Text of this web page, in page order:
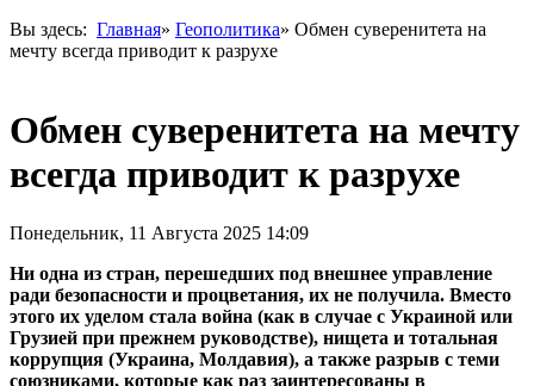
Вы здесь: Главная» Геополитика» Обмен суверенитета на
мечту всегда приводит к разрухе
Обмен суверенитета на мечту
всегда приводит к разрухе
Понедельник, 11 Августа 2025 14:09
Ни одна из стран, перешедших под внешнее управление
ради безопасности и процветания, их не получила. Вместо
этого их уделом стала война (как в случае с Украиной или
Грузией при прежнем руководстве), нищета и тотальная
коррупция (Украина, Молдавия), а также разрыв с теми
союзниками, которые как раз заинтересованы в